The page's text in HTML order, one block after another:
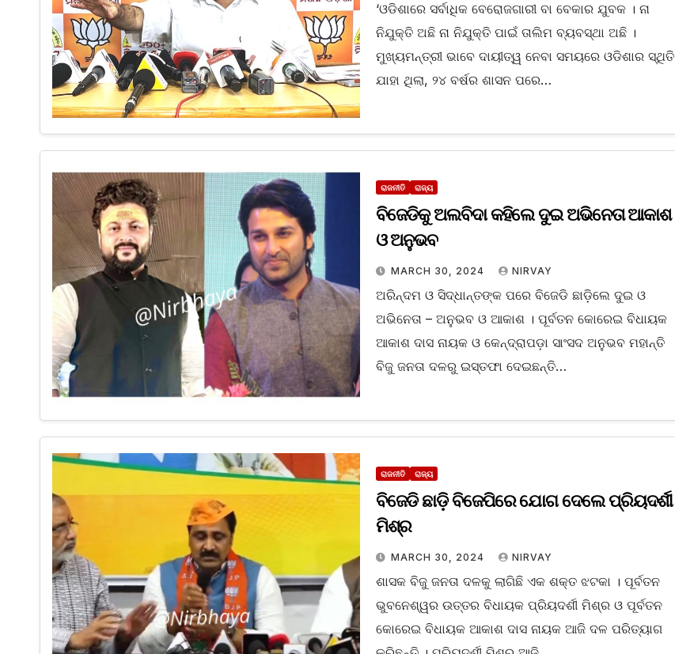
‘ଓଡିଶାରେ ସର୍ବାଧିକ ବେରୋଜଗାରୀ ବା ବେକାର ଯୁବକ । ନା
ନିଯୁକ୍ତି ଅଛି ନା ନିଯୁକ୍ତି ପାଇଁ ତାଲିମ ବ୍ୟବସ୍ଥା ଅଛି ।
ମୁଖ୍ୟମନ୍ତ୍ରୀ ଭାବେ ଦାୟୀତ୍ୱ ନେବା ସମୟରେ ଓଡିଶାର ସ୍ଥିତି
ଯାହା ଥିଲା, ୨୪ ବର୍ଷର ଶାସନ ପରେ…
ରାଜନୀତି ରାଜ୍ୟ
ବିଜେଡିକୁ ଅଲବିଦା କହିଲେ ଦୁଇ ଅଭିନେତା ଆକାଶ
ଓ ଅନୁଭବ
MARCH 30, 2024 NIRVAY
ଅରିନ୍ଦମ ଓ ସିଦ୍ଧାନ୍ତଙ୍କ ପରେ ବିଜେଡି ଛାଡ଼ିଲେ ଦୁଇ ଓ
ଅଭିନେତା – ଅନୁଭବ ଓ ଆକାଶ । ପୂର୍ବତନ କୋରେଇ ବିଧାୟକ
ଆକାଶ ଦାସ ନାୟକ ଓ କେନ୍ଦ୍ରାପଡ଼ା ସାଂସଦ ଅନୁଭବ ମହାନ୍ତି
ବିଜୁ ଜନତା ଦଳରୁ ଇସ୍ତଫା ଦେଇଛନ୍ତି…
ରାଜନୀତି ରାଜ୍ୟ
ବିଜେଡି ଛାଡ଼ି ବିଜେପିରେ ଯୋଗ ଦେଲେ ପ୍ରିୟଦର୍ଶୀ
ମିଶ୍ର
MARCH 30, 2024 NIRVAY
ଶାସକ ବିଜୁ ଜନତା ଦଳକୁ ଲାଗିଛି ଏକ ଶକ୍ତ ଝଟକା । ପୂର୍ବତନ
ଭୁବନେଶ୍ୱର ଉତ୍ତର ବିଧାୟକ ପ୍ରିୟଦର୍ଶୀ ମିଶ୍ର ଓ ପୂର୍ବତନ
କୋରେଇ ବିଧାୟକ ଆକାଶ ଦାସ ନାୟକ ଆଜି ଦଳ ପରିତ୍ୟାଗ